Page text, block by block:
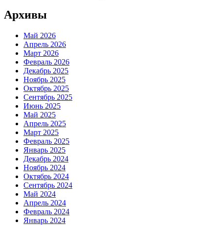
Архивы
Май 2026
Апрель 2026
Март 2026
Февраль 2026
Декабрь 2025
Ноябрь 2025
Октябрь 2025
Сентябрь 2025
Июнь 2025
Май 2025
Апрель 2025
Март 2025
Февраль 2025
Январь 2025
Декабрь 2024
Ноябрь 2024
Октябрь 2024
Сентябрь 2024
Май 2024
Апрель 2024
Февраль 2024
Январь 2024